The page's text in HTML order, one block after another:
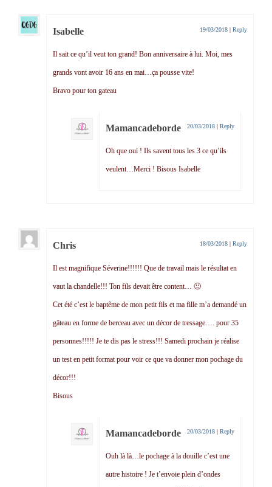
Isabelle 19/03/2018 | Reply
Il sait ce qu’il veut ton grand! Bon anniversaire à lui. Moi, mes
grands vont avoir 16 ans en mai…ça pousse vite!
Bravo pour ton gateau
Mamancadeborde 20/03/2018 | Reply
Oh que oui ! Ils savent tous les 3 ce qu’ils
veulent…Merci ! Bisous Isabelle
Chris 18/03/2018 | Reply
Il est magnifique Séverine!!!!!! Que de travail mais le résultat en
vaut la chandelle!!! Ton fils devait être content… 🙂
Cet été c’est le baptême de mon petit fils et ma fille m’a demandé un
gâteau en forme de berceau avec un décor de tressage…. pour 35
personnes!!!!! Je te dis pas le stress!!! Samedi prochain je réalise
un test en petit format pour voir ce que va donner mon pochage du
décor!!!
Bisous
Mamancadeborde 20/03/2018 | Reply
Ouh là là…le pochage à la douille c’est une
autre histoire ! Je t’envoie plein d’ondes